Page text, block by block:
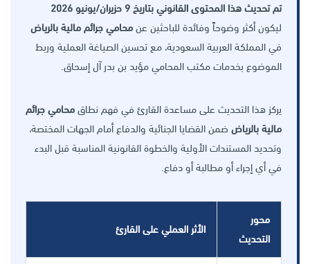
تم تحديث هذا المحتوى القانوني بتاريخ 9 حزيران/يونيو 2026
ليكون أكثر وضوحاً وفائدة للباحثين عنمحامي جرائم مالية بالرياض
في المملكة العربية السعودية، مع تحسين الصياغة العملية وربط
الموضوع بخدمات مكتب المحامي مؤيد بن بدر آل إسحاق.
يركز هذا التحديث على مساعدة القارئ في فهم نطاقمحامي جرائم
مالية بالرياض ضمن القضايا الجنائية والدفاع أمام الجهات المختصة،
وتحديد المستندات الأولية والخطوة القانونية المناسبة قبل البدء
في أي إجراء أو مطالبة أو دفاع.
محور
التحديث
الأثر العملي على القارئ